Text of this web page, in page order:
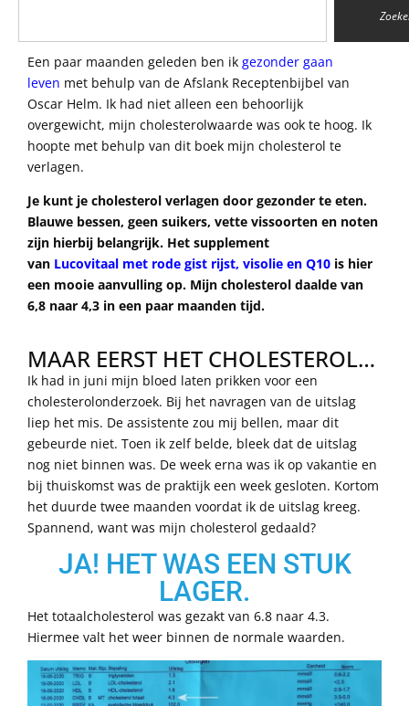
Een paar maanden geleden ben ik gezonder gaan
leven met behulp van de Afslank Receptenbijbel van
Oscar Helm. Ik had niet alleen een behoorlijk
overgewicht, mijn cholesterolwaarde was ook te hoog. Ik
hoopte met behulp van dit boek mijn cholesterol te
verlagen.
Je kunt je cholesterol verlagen door gezonder te eten.
Blauwe bessen, geen suikers, vette vissoorten en noten
zijn hierbij belangrijk. Het supplement
van Lucovitaal met rode gist rijst, visolie en Q10 is hier
een mooie aanvulling op. Mijn cholesterol daalde van
6,8 naar 4,3 in een paar maanden tijd.
MAAR EERST HET CHOLESTEROL…
Ik had in juni mijn bloed laten prikken voor een
cholesterolonderzoek. Bij het navragen van de uitslag
liep het mis. De assistente zou mij bellen, maar dit
gebeurde niet. Toen ik zelf belde, bleek dat de uitslag
nog niet binnen was. De week erna was ik op vakantie en
bij thuiskomst was de praktijk een week gesloten. Kortom
het duurde twee maanden voordat ik de uitslag kreeg.
Spannend, want was mijn cholesterol gedaald?
JA! HET WAS EEN STUK
LAGER.
Het totaalcholesterol was gezakt van 6.8 naar 4.3.
Hiermee valt het weer binnen de normale waarden.